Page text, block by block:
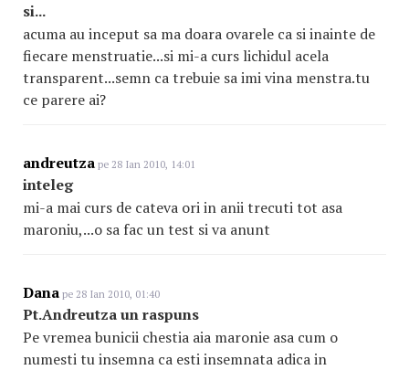
si...
acuma au inceput sa ma doara ovarele ca si inainte de
fiecare menstruatie...si mi-a curs lichidul acela
transparent...semn ca trebuie sa imi vina menstra.tu
ce parere ai?
andreutza pe 28 Ian 2010, 14:01
inteleg
mi-a mai curs de cateva ori in anii trecuti tot asa
maroniu,...o sa fac un test si va anunt
Dana pe 28 Ian 2010, 01:40
Pt.Andreutza un raspuns
Pe vremea bunicii chestia aia maronie asa cum o
numesti tu insemna ca esti insemnata adica in